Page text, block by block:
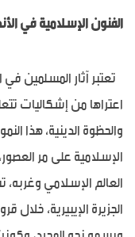
الفنون الإسلامية في
تعتبر آثار المسلمين
اعتراها من إشكاليات
والحظوة الدينية، هذا
الإسلامية على مر
العالم الإسلامي
الجزيرة الإيبيرية، خلال